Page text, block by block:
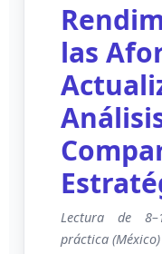
las
Lectura de
práctica (México)